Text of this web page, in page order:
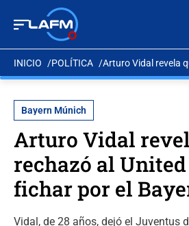
INICIO POLÍTICA Arturo Vidal revela
Bayern Múnich
Arturo Vidal
rechazó al
fichar por el
Vidal, de 28 años, dejó el Juventus